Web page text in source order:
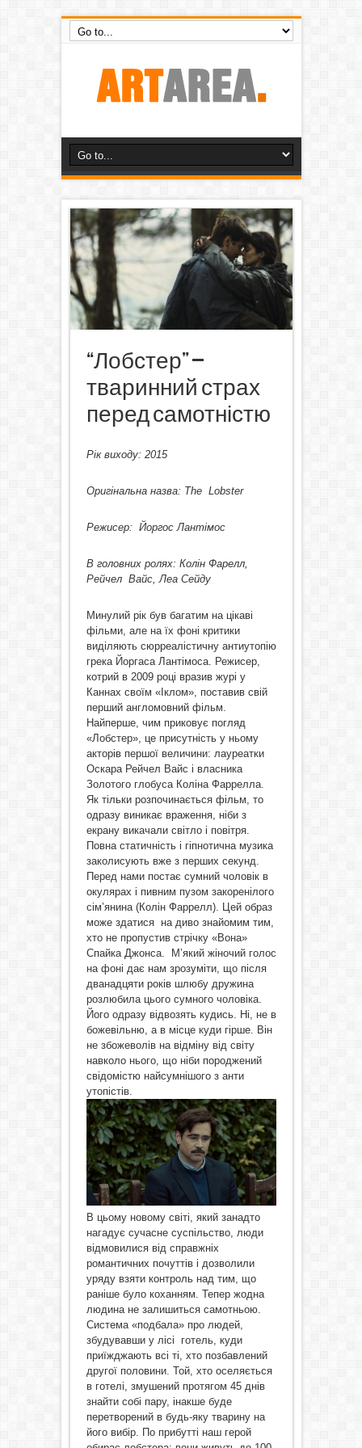
“Лобстер” –
тваринний страх
перед самотністю
Рік виходу: 2015
Оригінальна назва: The Lobster
Режисер: Йоргос Лантімос
В головних ролях: Колін Фарелл,
Рейчел Вайс, Леа Сейду
Минулий рік був багатим на цікаві
фільми, але на їх фоні критики
виділяють сюрреалістичну антиутопію
грека Йоргаса Лантімоса. Режисер,
котрий в 2009 році вразив журі у
Каннах своїм «Іклом», поставив свій
перший англомовний фільм.
Найперше, чим приковує погляд
«Лобстер», це присутність у ньому
акторів першої величини: лауреатки
Оскара Рейчел Вайс і власника
Золотого глобуса Коліна Фаррелла.
Як тільки розпочинається фільм, то
одразу виникає враження, ніби з
екрану викачали світло і повітря.
Повна статичність і гіпнотична музика
заколисують вже з перших секунд.
Перед нами постає сумний чоловік в
окулярах і пивним пузом закоренілого
сім’янина (Колін Фаррелл). Цей образ
може здатися на диво знайомим тим,
хто не пропустив стрічку «Вона»
Спайка Джонса. М’який жіночий голос
на фоні дає нам зрозуміти, що після
дванадцяти років шлюбу дружина
розлюбила цього сумного чоловіка.
Його одразу відвозять кудись. Ні, не в
божевільню, а в місце куди гірше. Він
не збожеволів на відміну від світу
навколо нього, що ніби породжений
свідомістю найсумнішого з анти
утопістів.
В цьому новому світі, який занадто
нагадує сучасне суспільство, люди
відмовилися від справжніх
романтичних почуттів і дозволили
уряду взяти контроль над тим, що
раніше було коханням. Тепер жодна
людина не залишиться самотньою.
Система «подбала» про людей,
збудувавши у лісі готель, куди
приїжджають всі ті, хто позбавлений
другої половини. Той, хто оселяється
в готелі, змушений протягом 45 днів
знайти собі пару, інакше буде
перетворений в будь-яку тварину на
його вибір. По прибутті наш герой